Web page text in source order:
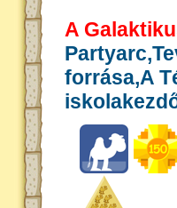
A
forrása,A